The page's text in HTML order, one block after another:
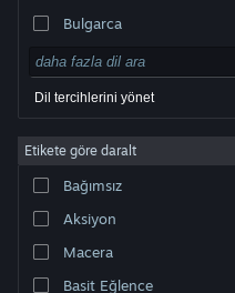
Bulgarca
Çekçe
Danca
Almanca
İngilizce
Kastilya İspanyolcası
Latin Amerika İspanyolcası
Dil tercihlerini yönet
Etikete göre daralt
Bağımsız
Aksiyon
Macera
Basit Eğlence